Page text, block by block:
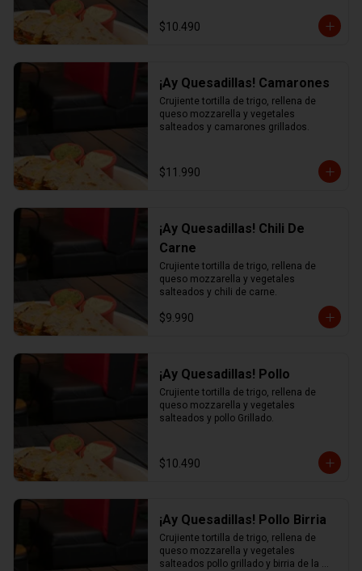
$10.490
¡Ay Quesadillas! Camarones
Crujiente tortilla de trigo, rellena de
queso mozzarella y vegetales
salteados y camarones grillados.
$11.990
¡Ay Quesadillas! Chili De
Carne
Crujiente tortilla de trigo, rellena de
queso mozzarella y vegetales
salteados y chili de carne.
$9.990
¡Ay Quesadillas! Pollo
Crujiente tortilla de trigo, rellena de
queso mozzarella y vegetales
salteados y pollo Grillado.
$10.490
¡Ay Quesadillas! Pollo Birria
Crujiente tortilla de trigo, rellena de
queso mozzarella y vegetales
salteados pollo grillado y birria de la